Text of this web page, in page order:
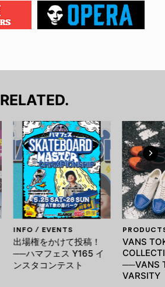
RELATED.
INFO / EVENTS
出場権をかけて投稿！
──ハマフェス Y165 イ
ンスタコンテスト
VANS
──VANS
VARSITY